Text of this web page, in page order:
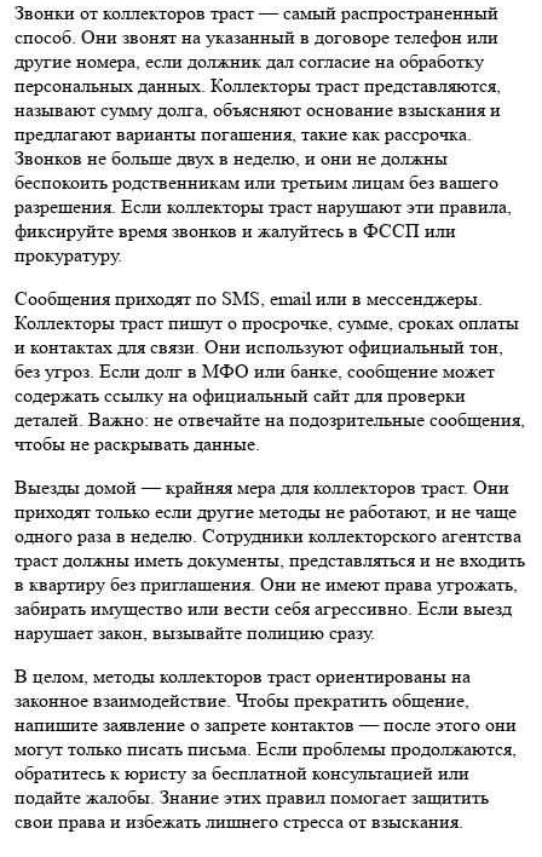
Звонки от коллекторов траст — самый распространенный
способ. Они звонят на указанный в договоре телефон или
другие номера, если должник дал согласие на обработку
персональных данных. Коллекторы траст представляются,
называют сумму долга, объясняют основание взыскания и
предлагают варианты погашения, такие как рассрочка.
Звонков не больше двух в неделю, и они не должны
беспокоить родственникам или третьим лицам без вашего
разрешения. Если коллекторы траст нарушают эти правила,
фиксируйте время звонков и жалуйтесь в ФССП или
прокуратуру.
Сообщения приходят по SMS, email или в мессенджеры.
Коллекторы траст пишут о просрочке, сумме, сроках оплаты
и контактах для связи. Они используют официальный тон,
без угроз. Если долг в МФО или банке, сообщение может
содержать ссылку на официальный сайт для проверки
деталей. Важно: не отвечайте на подозрительные сообщения,
чтобы не раскрывать данные.
Выезды домой — крайняя мера для коллекторов траст. Они
приходят только если другие методы не работают, и не чаще
одного раза в неделю. Сотрудники коллекторского агентства
траст должны иметь документы, представляться и не входить
в квартиру без приглашения. Они не имеют права угрожать,
забирать имущество или вести себя агрессивно. Если выезд
нарушает закон, вызывайте полицию сразу.
В целом, методы коллекторов траст ориентированы на
законное взаимодействие. Чтобы прекратить общение,
напишите заявление о запрете контактов — после этого они
могут только писать письма. Если проблемы продолжаются,
обратитесь к юристу за бесплатной консультацией или
подайте жалобы. Знание этих правил помогает защитить
свои права и избежать лишнего стресса от взыскания.